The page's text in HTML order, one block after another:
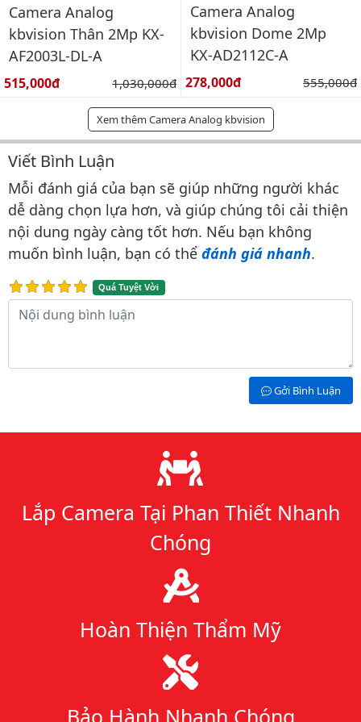
Camera Analog
kbvision Thân 2Mp KX-
AF2003L-DL-A
Giá bán:
515,000đ Giá gốc:
1,030,000đ
Camera Analog
kbvision Dome 2Mp
KX-AD2112C-A
Giá bán:
278,000đ Giá gốc:
555,000đ
Xem thêm Camera Analog kbvision
Bình luận & Đánh giá
Viết Bình Luận
Mỗi đánh giá của bạn sẽ giúp những người khác
dễ dàng chọn lựa hơn, và giúp chúng tôi cải thiện
nội dung ngày càng tốt hơn. Nếu bạn không
muốn bình luận, bạn có thể đánh giá nhanh.
Quá Tuyệt Vời
Nội dung bình luận
Gởi Bình Luận
Lý do chọn chúng tôi
Lắp Camera Tại Phan Thiết Nhanh
Chóng
Hoàn Thiện Thẩm Mỹ
Bảo Hành Nhanh Chóng